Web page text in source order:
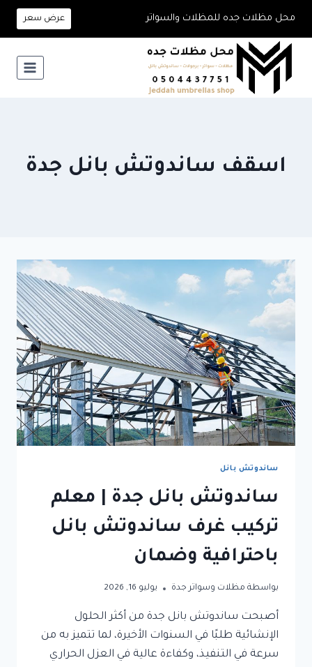
المحتوى
محل مظلات جده للمظلات والسواتر عرض سعر
اسقف ساندوتش بانل جدة
ساندوتش بانل
ساندوتش بانل جدة | معلم
تركيب غرف ساندوتش بانل
باحترافية وضمان
بواسطة مظلات وسواتر جدة يوليو 16, 2026
أصبحت ساندوتش بانل جدة من أكثر الحلول
الإنشائية طلبًا في السنوات الأخيرة، لما تتميز به من
سرعة في التنفيذ، وكفاءة عالية في العزل الحراري